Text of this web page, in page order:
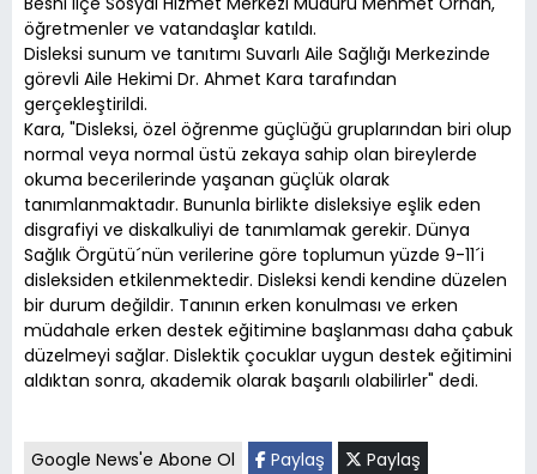
öğretmenler ve vatandaşlar katıldı.
Disleksi sunum ve tanıtımı Suvarlı Aile Sağlığı Merkezinde
görevli Aile Hekimi Dr. Ahmet Kara tarafından
gerçekleştirildi.
Kara, "Disleksi, özel öğrenme güçlüğü gruplarından biri olup
normal veya normal üstü zekaya sahip olan bireylerde
okuma becerilerinde yaşanan güçlük olarak
tanımlanmaktadır. Bununla birlikte disleksiye eşlik eden
disgrafiyi ve diskalkuliyi de tanımlamak gerekir. Dünya
Sağlık Örgütü´nün verilerine göre toplumun yüzde 9-11´i
disleksiden etkilenmektedir. Disleksi kendi kendine düzelen
bir durum değildir. Tanının erken konulması ve erken
müdahale erken destek eğitimine başlanması daha çabuk
düzelmeyi sağlar. Dislektik çocuklar uygun destek eğitimini
aldıktan sonra, akademik olarak başarılı olabilirler" dedi.
Google News'e Abone Ol Paylaş
Paylaş